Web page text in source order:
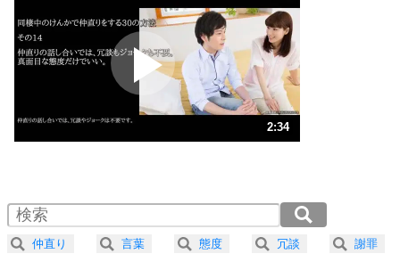
ポジティブになれない原因は、行動しないから。
ポジティブ思考になる30の方法
ストレス対策
人生、なんとかなるもの。
気楽に生きる30の方法
4 器の大きい人は、怒りを優しさで表現する。
2:34
2.0倍速 （303KB 1分17秒）
2.5倍速 （243KB 1分1秒）
3.0倍速 （202KB 51秒）
仲直り 言葉 態度 冗談 謝罪